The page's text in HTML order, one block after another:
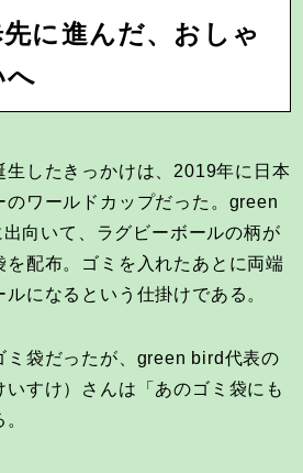
に進んだ、おしゃ
へ
生したきっかけは、2019年に日本
のワールドカップだった。green
向いて、ラグビーボールの柄が
を配布。ゴミを入れたあとに両端
になるという仕掛けである。
ミ袋だったが、green bird代表の
すけ）さんは「あのゴミ袋にも